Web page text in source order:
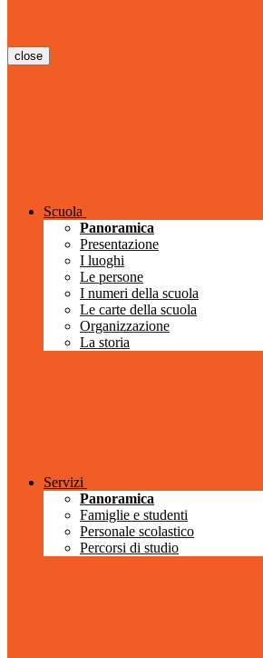
close
Scuola
Panoramica
Presentazione
I luoghi
Le persone
I numeri della scuola
Le carte della scuola
Organizzazione
La storia
Servizi
Panoramica
Famiglie e studenti
Personale scolastico
Percorsi di studio